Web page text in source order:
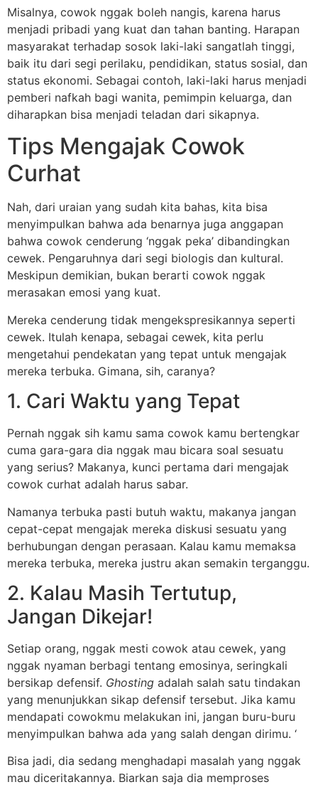
Misalnya, cowok nggak boleh nangis, karena harus
menjadi pribadi yang kuat dan tahan banting. Harapan
masyarakat terhadap sosok laki-laki sangatlah tinggi,
baik itu dari segi perilaku, pendidikan, status sosial, dan
status ekonomi. Sebagai contoh, laki-laki harus menjadi
pemberi nafkah bagi wanita, pemimpin keluarga, dan
diharapkan bisa menjadi teladan dari sikapnya.
Tips Mengajak Cowok
Curhat
Nah, dari uraian yang sudah kita bahas, kita bisa
menyimpulkan bahwa ada benarnya juga anggapan
bahwa cowok cenderung ‘nggak peka’ dibandingkan
cewek. Pengaruhnya dari segi biologis dan kultural.
Meskipun demikian, bukan berarti cowok nggak
merasakan emosi yang kuat.
Mereka cenderung tidak mengekspresikannya seperti
cewek. Itulah kenapa, sebagai cewek, kita perlu
mengetahui pendekatan yang tepat untuk mengajak
mereka terbuka. Gimana, sih, caranya?
1. Cari Waktu yang Tepat
Pernah nggak sih kamu sama cowok kamu bertengkar
cuma gara-gara dia nggak mau bicara soal sesuatu
yang serius? Makanya, kunci pertama dari mengajak
cowok curhat adalah harus sabar.
Namanya terbuka pasti butuh waktu, makanya jangan
cepat-cepat mengajak mereka diskusi sesuatu yang
berhubungan dengan perasaan. Kalau kamu memaksa
mereka terbuka, mereka justru akan semakin terganggu.
2. Kalau Masih Tertutup,
Jangan Dikejar!
Setiap orang, nggak mesti cowok atau cewek, yang
nggak nyaman berbagi tentang emosinya, seringkali
bersikap defensif. Ghosting adalah salah satu tindakan
yang menunjukkan sikap defensif tersebut. Jika kamu
mendapati cowokmu melakukan ini, jangan buru-buru
menyimpulkan bahwa ada yang salah dengan dirimu. ‘
Bisa jadi, dia sedang menghadapi masalah yang nggak
mau diceritakannya. Biarkan saja dia memproses